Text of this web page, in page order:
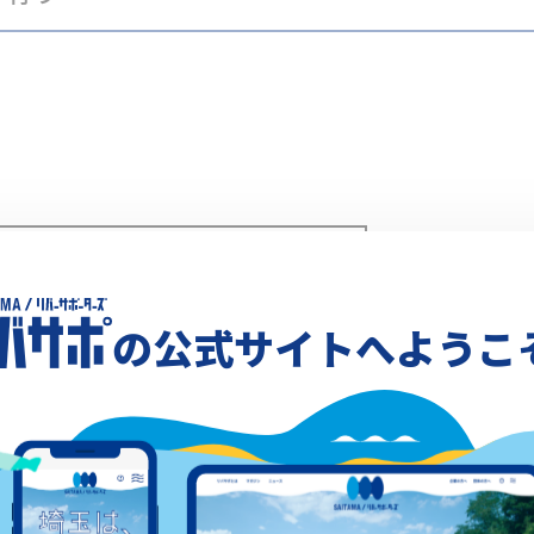
でシェア
の公式サイトへようこ